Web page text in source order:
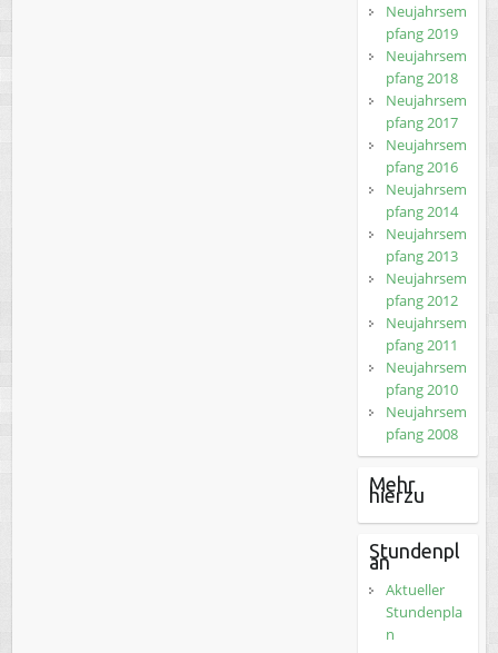
Neujahrsem
pfang 2019
Neujahrsem
pfang 2018
Neujahrsem
pfang 2017
Neujahrsem
pfang 2016
Neujahrsem
pfang 2014
Neujahrsem
pfang 2013
Neujahrsem
pfang 2012
Neujahrsem
pfang 2011
Neujahrsem
pfang 2010
Neujahrsem
pfang 2008
Mehr
hierzu
Stundenpl
an
Aktueller
Stundenpla
n